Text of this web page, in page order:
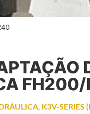
, K3V-SERIES